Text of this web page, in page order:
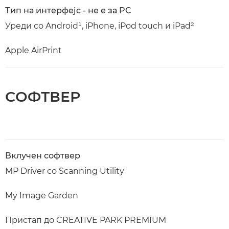
Тип на интерфејс - не е за PC
Уреди со Android¹, iPhone, iPod touch и iPad²
Apple AirPrint
СОФТВЕР
Вклучен софтвер
MP Driver со Scanning Utility
My Image Garden
Пристап до CREATIVE PARK PREMIUM